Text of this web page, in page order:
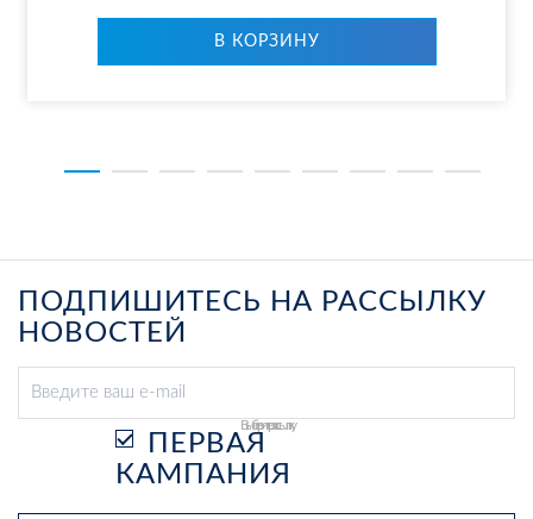
В КОР­ЗИ­НУ
ПОДПИШИТЕСЬ НА РАССЫЛКУ
НОВОСТЕЙ
Выберите рассылку
ПЕРВАЯ
КАМПАНИЯ